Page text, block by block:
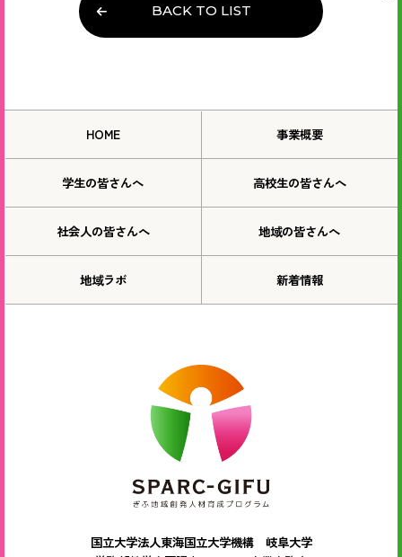
BACK TO LIST
HOME 事業概要
学生の皆さんへ 高校生の皆さんへ
社会人の皆さんへ 地域の皆さんへ
地域ラボ 新着情報
国立大学法人東海国立大学機構 岐阜大学